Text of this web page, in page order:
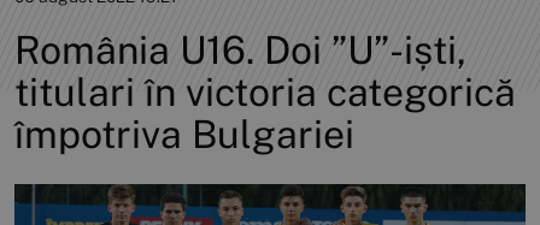
România U16. Doi ”U”-iști,
titulari în victoria categorică
împotriva Bulgariei